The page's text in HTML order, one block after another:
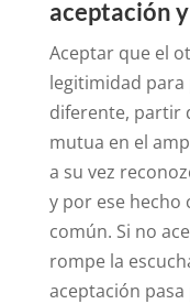
aceptación
Aceptar que el
legitimidad para
diferente, partir
mutua en el
a su vez
y por ese
común. Si no
rompe la
aceptación